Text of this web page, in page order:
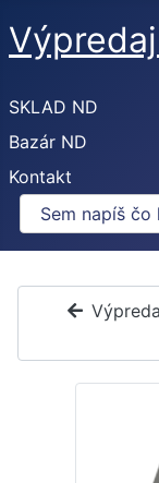
SKLAD ND
Bazár ND
Kontakt